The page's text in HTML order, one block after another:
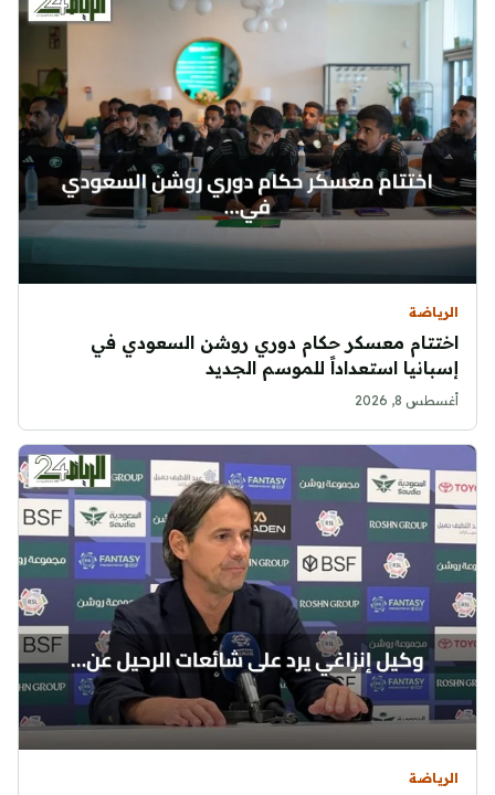
الرياضة
اختتام معسكر حكام دوري روشن السعودي في
إسبانيا استعداداً للموسم الجديد
أغسطس 8, 2026
الرياضة